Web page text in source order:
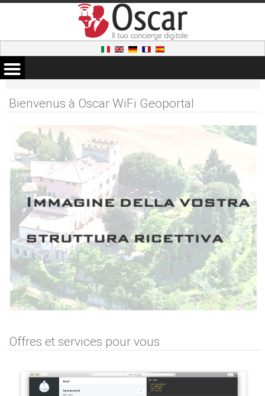
Bienvenus à Oscar WiFi Geoportal
Offres et services pour vous